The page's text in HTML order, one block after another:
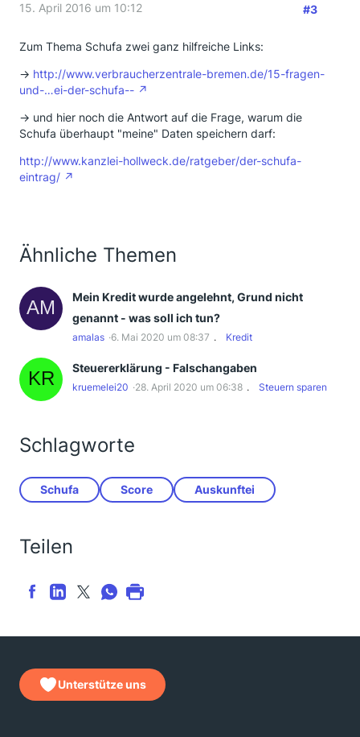
15. April 2016 um 10:12 #3
Zum Thema Schufa zwei ganz hilfreiche Links:
-> http://www.verbraucherzentrale-bremen.de/15-fragen-
und-…ei-der-schufa--
-> und hier noch die Antwort auf die Frage, warum die
Schufa überhaupt "meine" Daten speichern darf:
http://www.kanzlei-hollweck.de/ratgeber/der-schufa-
eintrag/
Ähnliche Themen
Mein Kredit wurde angelehnt, Grund nicht
genannt - was soll ich tun?
amalas 6. Mai 2020 um 08:37 Kredit
Steuererklärung - Falschangaben
kruemelei20 28. April 2020 um 06:38 Steuern sparen
Schlagworte
Schufa Score Auskunftei
Teilen
Unterstütze uns